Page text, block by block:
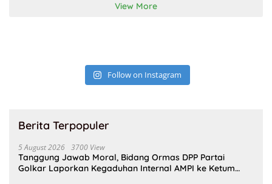
View More
Follow on Instagram
Berita Terpopuler
5 August 2026 3700 View
Tanggung Jawab Moral, Bidang Ormas DPP Partai
Golkar Laporkan Kegaduhan Internal AMPI ke Ketum